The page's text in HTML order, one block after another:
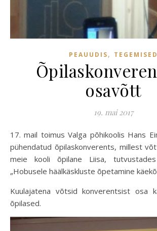
PEAUUDIS, TEGEMISED
osavõtt
19. mai 2017
17. mail toimus Valga põhikoolis Hans Eineri sünnipäevale
pühendatud õpilaskonverents, millest
meie kooli õpilane Liisa,
„Hobusele häälkäskluste õpetamine
Kuulajatena võtsid konverentsist osa
õpilased.